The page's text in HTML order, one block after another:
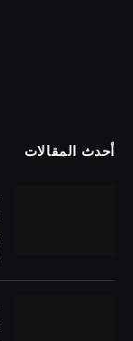
أحدث المقالات